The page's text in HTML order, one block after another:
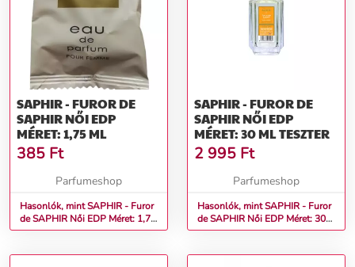
SAPHIR - FUROR DE
SAPHIR NŐI EDP
MÉRET: 1,75 ML
385 Ft
Parfumeshop
Hasonlók, mint SAPHIR - Furor
de SAPHIR Női EDP Méret: 1,75
ml
SAPHIR - FUROR DE
SAPHIR NŐI EDP
MÉRET: 30 ML TESZTER
2 995 Ft
Parfumeshop
Hasonlók, mint SAPHIR - Furor
de SAPHIR Női EDP Méret: 30
ml teszter